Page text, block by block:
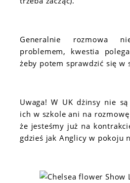
Generalnie rozmowa
problemem, kwestia
żeby potem sprawdzić się w
Uwaga! W UK dżinsy nie są
ich w szkole ani na
że jesteśmy już na
gdzieś jak Anglicy w pokoju